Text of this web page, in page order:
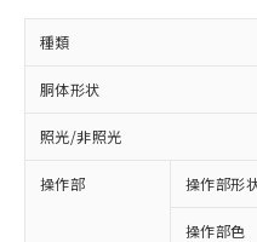
種類
胴体形状
照光/非照光
操作部 操作部形
操作部色